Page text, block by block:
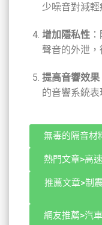
少噪音對減輕
增加隱私性：
聲音的外泄，
提高音響效果
的音響系統
無毒的隔音材
熱門文章>高
推薦文章>制
網友推薦>汽